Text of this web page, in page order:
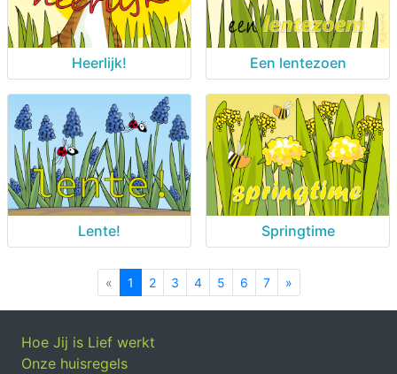
Heerlijk! Een lentezoen
Lente! Springtime
« Previous
1 2 3 4 5 6 7 »
Hoe Jij is Lief werkt
Onze huisregels